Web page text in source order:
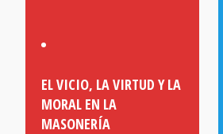
EL VICIO, LA VIRTUD Y LA
MORAL EN LA
MASONERÍA